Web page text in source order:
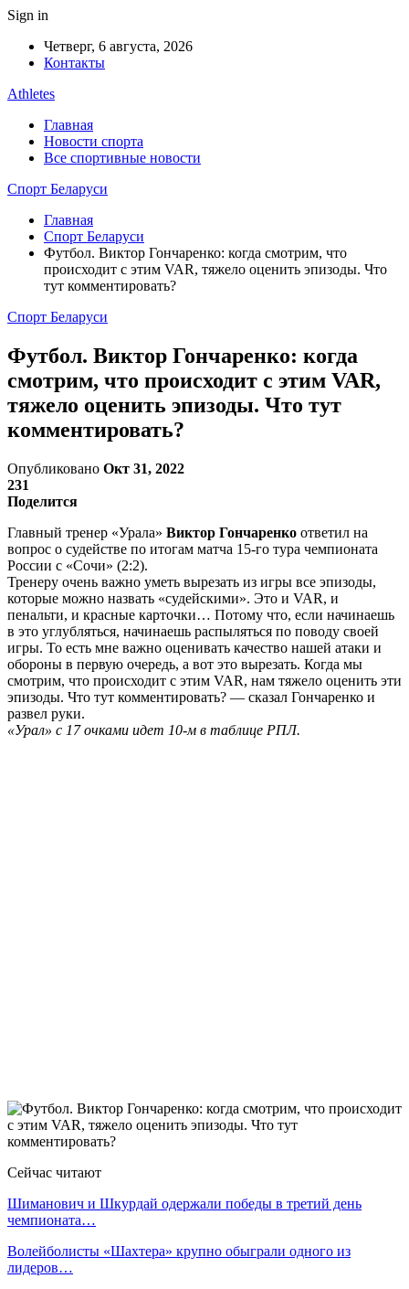
Sign in
Четверг, 6 августа, 2026
Контакты
Athletes
Главная
Новости спорта
Все спортивные новости
Спорт Беларуси
Главная
Спорт Беларуси
Футбол. Виктор Гончаренко: когда смотрим, что
происходит с этим VAR, тяжело оценить эпизоды. Что
тут комментировать?
Спорт Беларуси
Футбол. Виктор Гончаренко: когда
смотрим, что происходит с этим VAR,
тяжело оценить эпизоды. Что тут
комментировать?
Опубликовано Окт 31, 2022
231
Поделится
Главный тренер «Урала» Виктор Гончаренко ответил на
вопрос о судействе по итогам матча 15-го тура чемпионата
России с «Сочи» (2:2).
Тренеру очень важно уметь вырезать из игры все эпизоды,
которые можно назвать «судейскими». Это и VAR, и
пенальти, и красные карточки… Потому что, если начинаешь
в это углубляться, начинаешь распыляться по поводу своей
игры. То есть мне важно оценивать качество нашей атаки и
обороны в первую очередь, а вот это вырезать. Когда мы
смотрим, что происходит с этим VAR, нам тяжело оценить эти
эпизоды. Что тут комментировать? — сказал Гончаренко и
развел руки.
«Урал» с 17 очками идет 10-м в таблице РПЛ.
Сейчас читают
Шиманович и Шкурдай одержали победы в третий день
чемпионата…
Волейболисты «Шахтера» крупно обыграли одного из
лидеров…